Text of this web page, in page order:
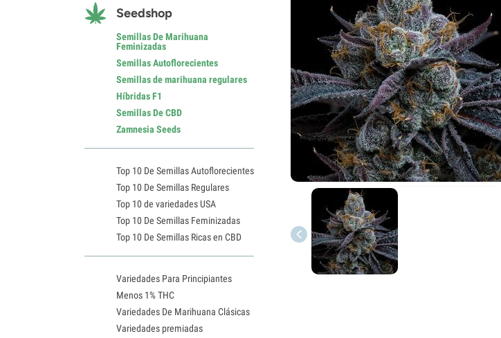
Seedshop
Semillas De Marihuana
Feminizadas
Semillas Autoflorecientes
Semillas de marihuana regulares
Híbridas F1
Semillas De CBD
Zamnesia Seeds
Top 10 De Semillas Autoflorecientes
Top 10 De Semillas Regulares
Top 10 de variedades USA
Top 10 De Semillas Feminizadas
Top 10 De Semillas Ricas en CBD
Variedades Para Principiantes
Menos 1% THC
Variedades De Marihuana Clásicas
Variedades premiadas